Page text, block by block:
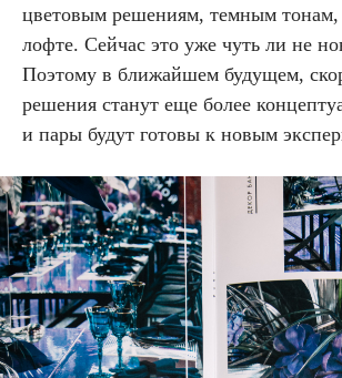
цветовым решениям, темным тонам,
лофте. Сейчас это уже чуть ли не
Поэтому в ближайшем будущем,
решения станут еще более
и пары будут готовы к новым